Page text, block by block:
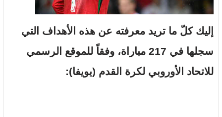
إليك كلّ ما تريد معرفته عن هذه الأهداف التي
سجلها في 217 مباراة، وفقاً للموقع الرسمي
للاتحاد الأوروبي لكرة القدم (يويفا):